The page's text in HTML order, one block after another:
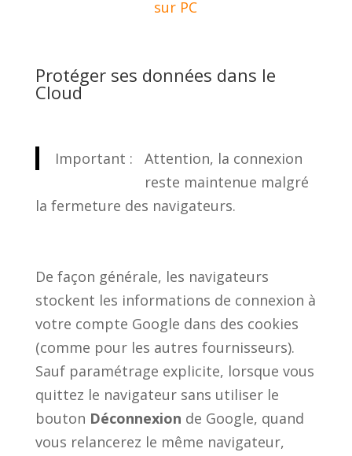
Protéger ses données dans le
Cloud
Important :
Attention, la connexion
reste maintenue malgré
la fermeture des navigateurs.
De façon générale, les navigateurs
stockent les informations de connexion à
votre compte Google dans des cookies
(comme pour les autres fournisseurs).
Sauf paramétrage explicite, lorsque vous
quittez le navigateur sans utiliser le
bouton Déconnexion de Google, quand
vous relancerez le même navigateur,